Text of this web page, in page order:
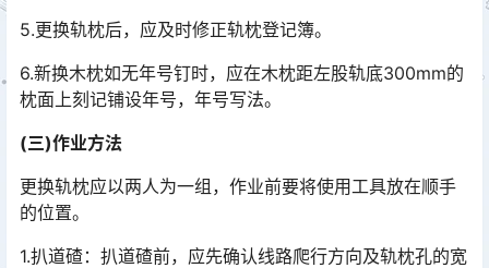
5.更换轨枕后，应及时修正轨枕登记簿。
6.新换木枕如无年号钉时，应在木枕距左股轨底300mm的
枕面上刻记铺设年号，年号写法。
(三)作业方法
更换轨枕应以两人为一组，作业前要将使用工具放在顺手
的位置。
1.扒道碴：扒道碴前，应先确认线路爬行方向及轨枕孔的宽